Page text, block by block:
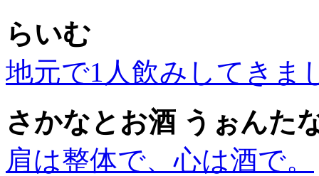
らいむ
地元で1人飲みしてきま
さかなとお酒 うぉんた
肩は整体で、心は酒で。